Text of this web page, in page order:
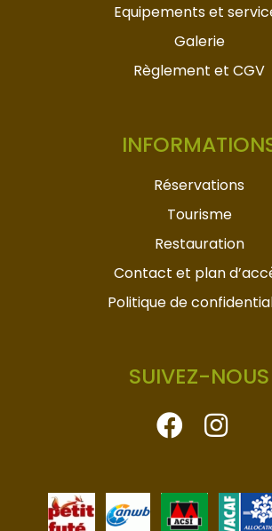
Equipements et
Galerie
Règlement et CGV
Réservations
Tourisme
Restauration
Contact et plan
Politique de
SUIVEZ-NOUS